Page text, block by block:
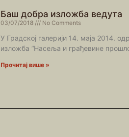
Баш добра изложба ведута
03/07/2018 No Comments
У Градској галерији 14. маја 2014.
изложба “Насеља и грађевине
Прочитај више »